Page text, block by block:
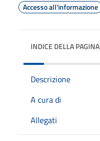
Accesso all'informazione
INDICE DELLA PAGINA
Descrizione
A cura di
Allegati